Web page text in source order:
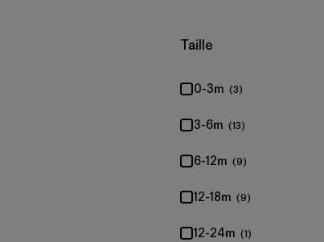
Filtrer par
Taille
0-3m (3)
3-6m (13)
6-12m (9)
12-18m (9)
12-24m (1)